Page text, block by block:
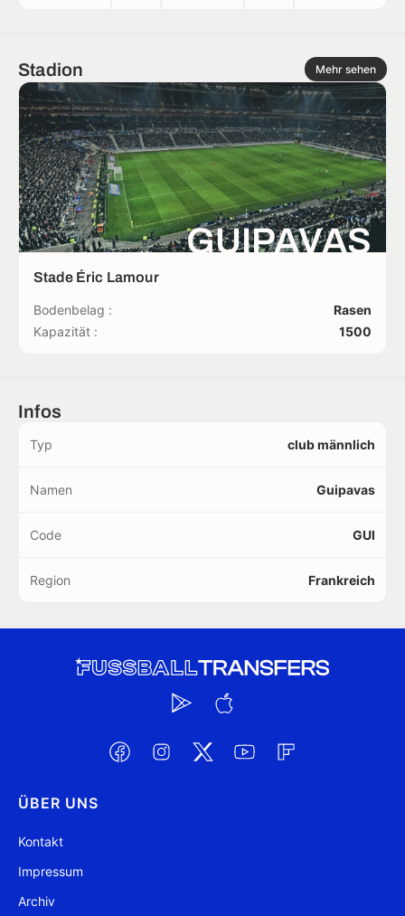
Stadion Mehr sehen
GUIPAVAS
Stade Éric Lamour
Bodenbelag :
Rasen
Kapazität :
1500
Infos
Typ club männlich
Namen Guipavas
Code GUI
Region Frankreich
ÜBER UNS
Kontakt
Impressum
Archiv